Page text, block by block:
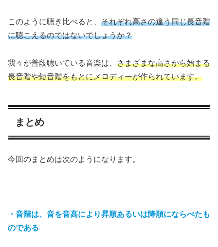
このように聴き比べると、 それぞれ高さの違う同じ長音階
に聴こえるのではないでしょうか？
我々が普段聴いている音楽は、 さまざまな高さから始まる
長音階や短音階をもとにメロディーが作られています。
まとめ
今回のまとめは次のようになります。
・音階は、音を音高により昇順あるいは降順にならべたも
のである